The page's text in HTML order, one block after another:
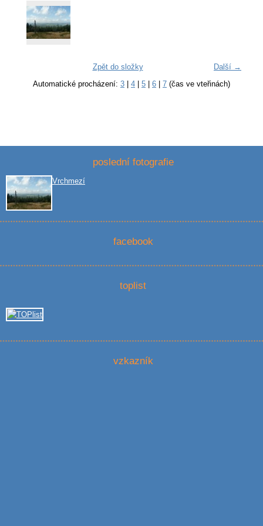
Další →
Zpět do složky
Automatické procházení: 3 | 4 | 5 | 6 | 7 (čas ve vteřinách)
poslední fotografie
Vrchmezí
facebook
toplist
vzkazník